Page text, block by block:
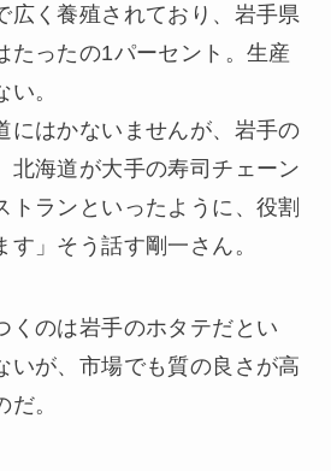
広く養殖されており、岩手県
たったの1パーセント。生産
。
にはかないませんが、岩手の
北海道が大手の寿司チェーン
トランといったように、役割
」そう話す剛一さん。
くのは岩手のホタテだとい
いが、市場でも質の良さが高
。